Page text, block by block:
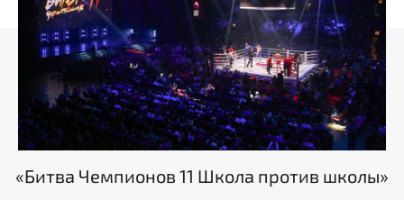
«Битва Чемпионов 11 Школа против школы»